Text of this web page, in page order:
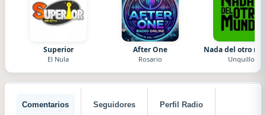
Superior
El Nula
After One
Rosario
Nada del otro
Unquillo
Comentarios Seguidores Perfil Radio